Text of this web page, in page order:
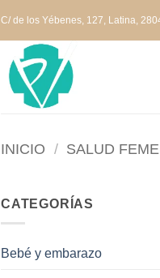
C/ de los Yébenes, 127, Latina,
INICIO / SALUD
CATEGORÍAS
Bebé y embarazo